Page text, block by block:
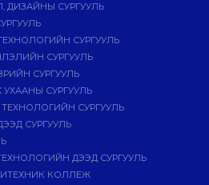
ДИЗАЙНЫ СУРГУУЛЬ
СУРГУУЛЬ
СУРГУУЛЬ
СУРГУУЛЬ
СУРГУУЛЬ
СУРГУУЛЬ
СУРГУУЛЬ
ДЭЭД СУРГУУЛЬ
КОЛЛЕЖ